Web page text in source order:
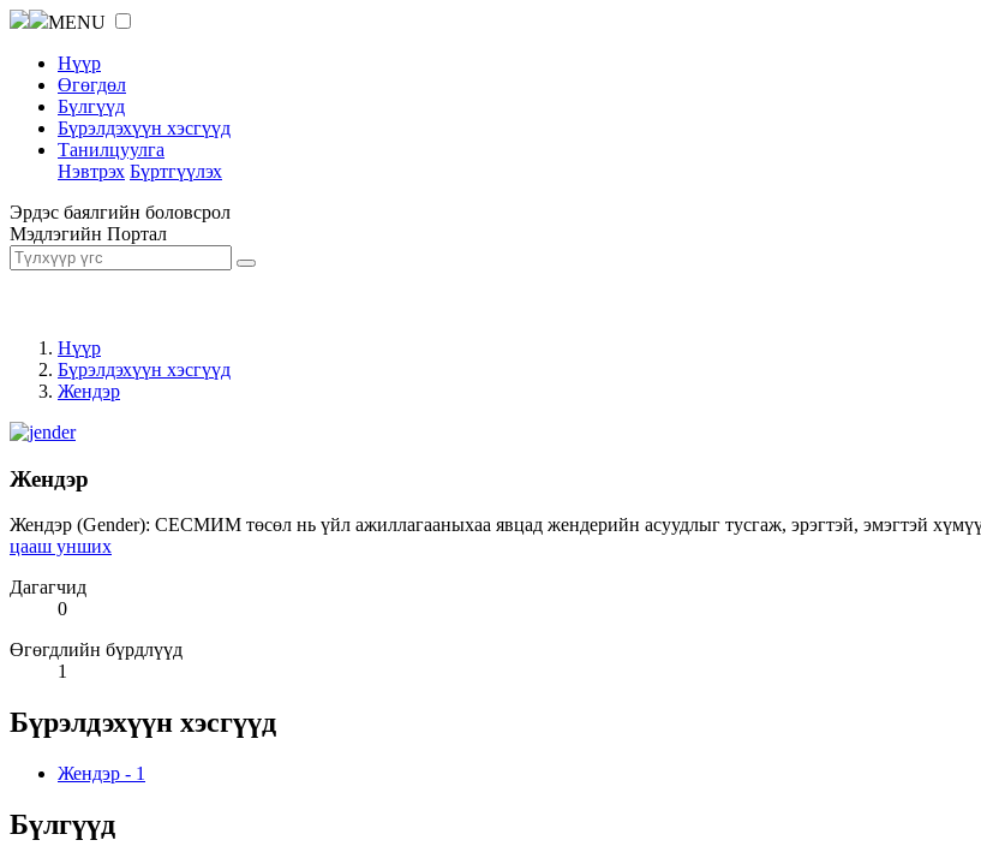
MENU
Нүүр
Өгөгдөл
Бүлгүүд
Бүрэлдэхүүн хэсгүүд
Танилцуулга
Нэвтрэх Бүртгүүлэх
Эрдэс баялгийн боловсрол
Мэдлэгийн Портал
Нүүр
Бүрэлдэхүүн хэсгүүд
Жендэр
Жендэр
Жендэр (Gender): СЕСМИМ төсөл нь үйл ажиллагааныхаа явцад жендерийн асуудлыг тусгаж, эрэгтэй, эмэгтэй
цааш унших
Дагагчид
0
Өгөгдлийн бүрдлүүд
1
Бүрэлдэхүүн хэсгүүд
Жендэр - 1
Бүлгүүд